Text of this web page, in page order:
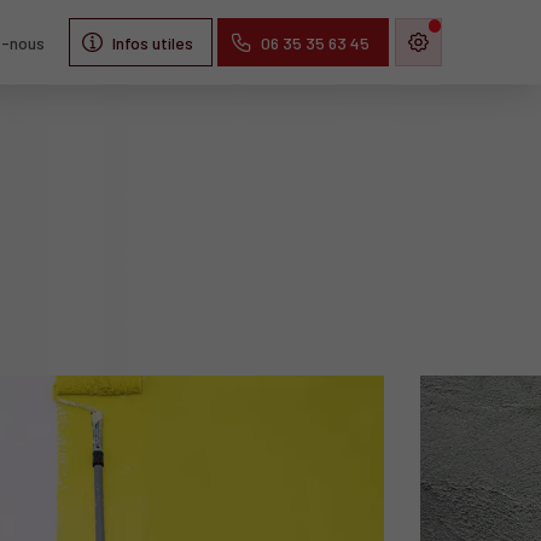
nous Infos utiles 06 35 35 63 45